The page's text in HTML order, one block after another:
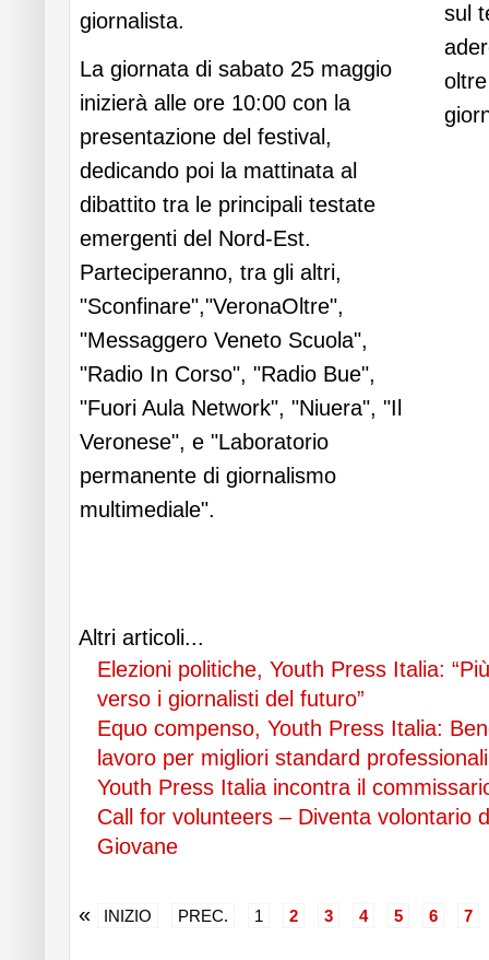
giornalista.
La giornata di sabato 25 maggio
inizierà alle ore 10:00 con la
presentazione del festival,
dedicando poi la mattinata al
dibattito tra le principali testate
emergenti del Nord-Est.
Parteciperanno, tra gli altri,
"Sconfinare","VeronaOltre",
"Messaggero Veneto Scuola",
"Radio In Corso", "Radio Bue",
"Fuori Aula Network", "Niuera", "Il
Veronese", e "Laboratorio
permanente di giornalismo
multimediale".
sul
Altri articoli...
Elezioni politiche, Youth Press Italia:
verso i giornalisti del futuro”
Equo compenso, Youth Press Italia:
lavoro per migliori standard professionali
Youth Press Italia incontra il
Call for volunteers – Diventa volontario
Giovane
« INIZIO PREC. 1 2 3 4 5 6 7